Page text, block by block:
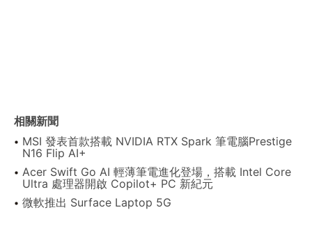
相關新聞
MSI 發表首款搭載 NVIDIA RTX Spark 筆電腦Prestige
N16 Flip AI+
Acer Swift Go AI 輕薄筆電進化登場，搭載 Intel Core
Ultra 處理器開啟 Copilot+ PC 新紀元
微軟推出 Surface Laptop 5G